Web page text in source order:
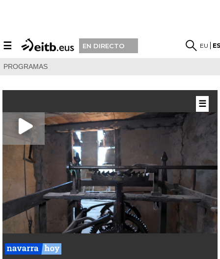
☰ EN DIRECTO EU
PROGRAMAS
☰